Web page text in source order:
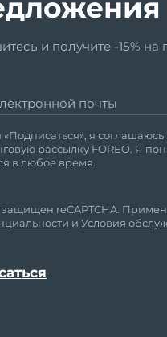
и получите -15% на
почты
я соглашаюсь
рассылку FOREO. Я
в любое время.
защищен reCAPTCHA.
иУсловия